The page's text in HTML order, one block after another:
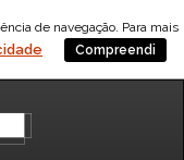
de navegação. Para mais
Compreendi